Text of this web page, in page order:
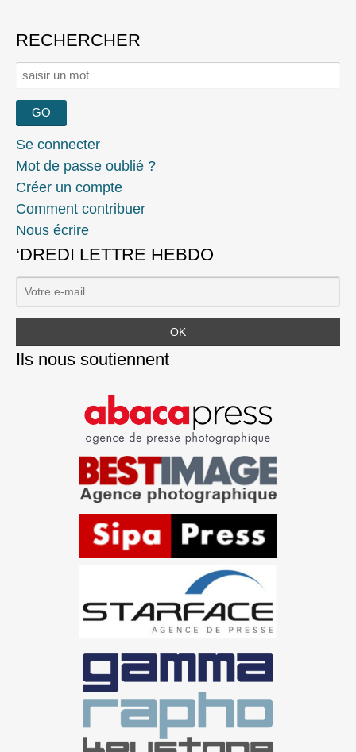
RECHERCHER
Rechercher :
Se connecter
Mot de passe oublié ?
Créer un compte
Comment contribuer
Nous écrire
‘DREDI LETTRE HEBDO
Ils nous soutiennent